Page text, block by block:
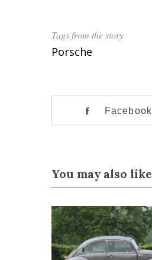
Tags from the story
Porsche
Facebook
You may also like